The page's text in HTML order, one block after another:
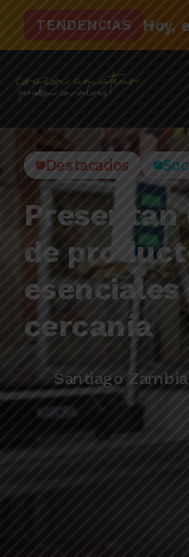
TENDENCIAS El
Destacados
Presentan
de
cercanía
Santiago